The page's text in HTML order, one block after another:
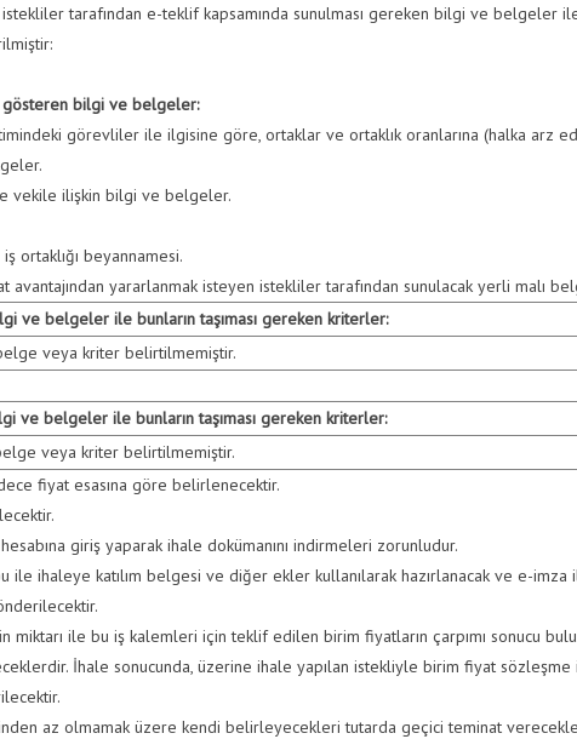
tarafından e-teklif kapsamında sunulması gereken bilgi ve belgeler
bilgi ve belgeler:
görevliler ile ilgisine göre, ortaklar ve ortaklık oranlarına (halka arz
vekile ilişkin bilgi ve belgeler.
ortaklığı beyannamesi.
yararlanmak isteyen istekliler tarafından sunulacak yerli malı
ve belgeler ile bunların taşıması gereken kriterler:
veya kriter belirtilmemiştir.
ve belgeler ile bunların taşıması gereken kriterler:
veya kriter belirtilmemiştir.
fiyat esasına göre belirlenecektir.
giriş yaparak ihale dokümanını indirmeleri zorunludur.
ile ihaleye katılım belgesi ve diğer ekler kullanılarak hazırlanacak ve e-imza
ile bu iş kalemleri için teklif edilen birim fiyatların çarpımı sonucu
İhale sonucunda, üzerine ihale yapılan istekliyle birim fiyat sözleşme
az olmamak üzere kendi belirleyecekleri tutarda geçici teminat